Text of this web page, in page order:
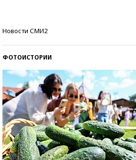
Новости СМИ2
ФОТОИСТОРИИ